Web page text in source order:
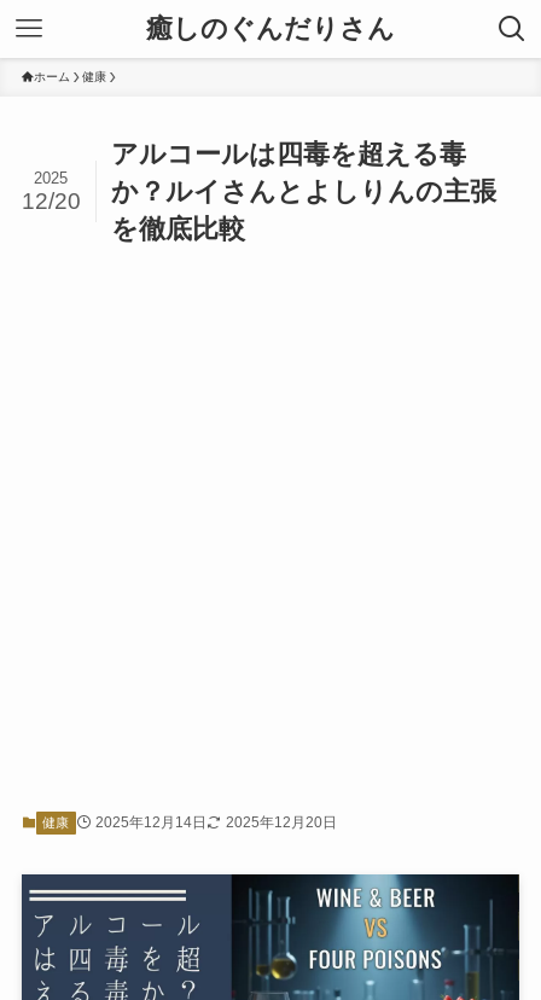
癒しのぐんだりさん
ホーム 健康
アルコールは四毒を超える毒
か？ルイさんとよしりんの主張
を徹底比較
2025
12/20
健康 2025年12月14日 2025年12月20日